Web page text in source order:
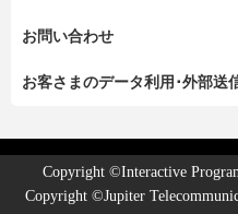
お問い合わせ
お客さまのデータ利用･外部送
Copyright ©Interactive
Copyright ©Jupiter